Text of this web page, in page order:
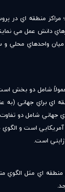
مراکز منطقه اي در
دانش عمل مي
ميان واحدهاي محلي
شامل دو بخش
اي براي جهاني (به
جهاني شامل دو
است و الگوي
است.
منطقه اي مثل الگوي